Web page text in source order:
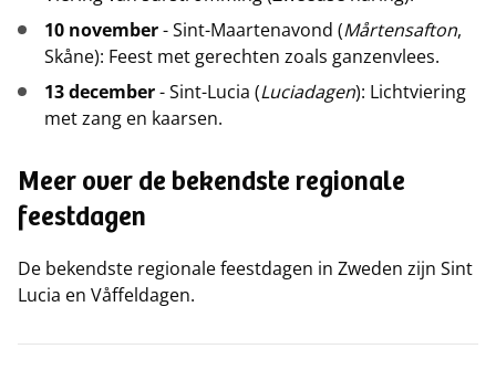
10 november- Sint-Maartenavond (Mårtensafton,
Skåne): Feest met gerechten zoals ganzenvlees.
13 december- Sint-Lucia (Luciadagen): Lichtviering
met zang en kaarsen.
Meer over de bekendste regionale
feestdagen
De bekendste regionale feestdagen in Zweden zijn Sint
Lucia en Våffeldagen.